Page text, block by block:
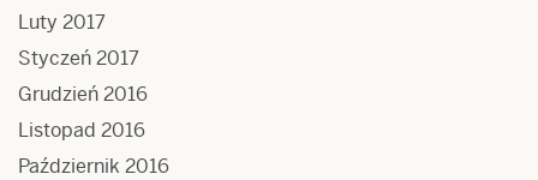
Luty 2017
Styczeń 2017
Grudzień 2016
Listopad 2016
Październik 2016